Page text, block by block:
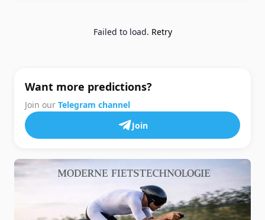
Failed to load. Retry
Want more predictions?
Join our Telegram channel
Join